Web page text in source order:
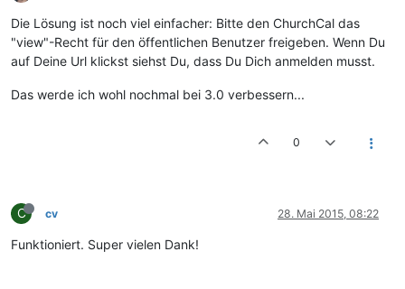
Die Lösung ist noch viel einfacher: Bitte den ChurchCal das
"view"-Recht für den öffentlichen Benutzer freigeben. Wenn Du
auf Deine Url klickst siehst Du, dass Du Dich anmelden musst.
Das werde ich wohl nochmal bei 3.0 verbessern...
0
C cv 28. Mai 2015, 08:22
Funktioniert. Super vielen Dank!